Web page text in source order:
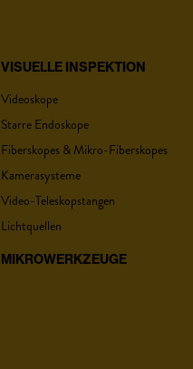
VISUELLE INSPEKTION
Videoskope
Starre Endoskope
Fiberskopes & Mikro-Fiberskopes
Kamerasysteme
Video-Teleskopstangen
Lichtquellen
MIKROWERKZEUGE